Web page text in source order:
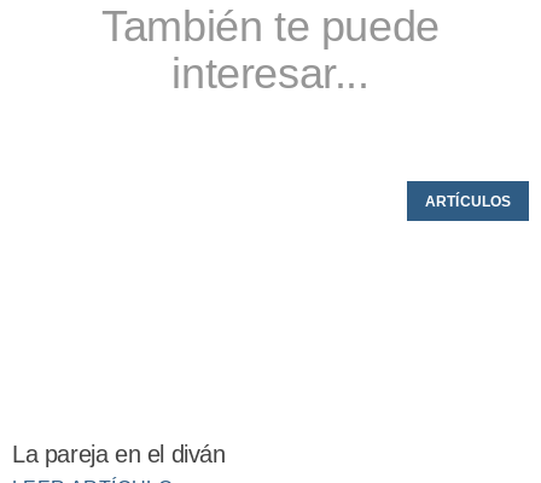
También te puede
interesar...
ARTÍCULOS
La pareja en el diván